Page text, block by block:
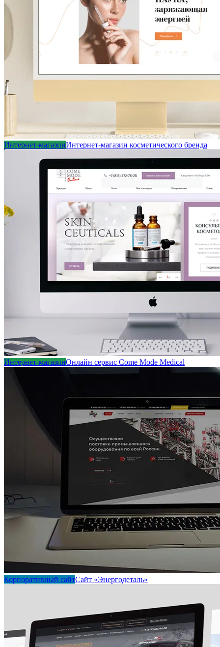
Интернет-магазинИнтернет-магазин косметического бренда
Интернет-магазинОнлайн сервис Come Mode Medical
Корпоративный сайтСайт «Энергодеталь»